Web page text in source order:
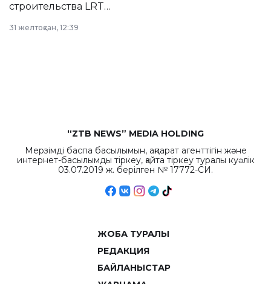
строительства LRT
республиканского
31 желтоқсан, 12:39
“ZTB NEWS” MEDIA HOLDING
Мерзімді баспа басылымын, ақпарат агенттігін және
интернет-басылымды тіркеу, қайта тіркеу туралы куәлік
03.07.2019 ж. берілген № 17772-СИ.
ЖОБА ТУРАЛЫ
РЕДАКЦИЯ
БАЙЛАНЫСТАР